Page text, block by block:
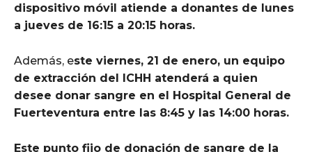
dispositivo móvil atiende a donantes de lunes
a jueves de 16:15 a 20:15 horas.
Además, este viernes, 21 de enero, un equipo
de extracción del ICHH atenderá a quien
desee donar sangre en el Hospital General de
Fuerteventura entre las 8:45 y las 14:00 horas.
Este punto fijo de donación de sangre de la